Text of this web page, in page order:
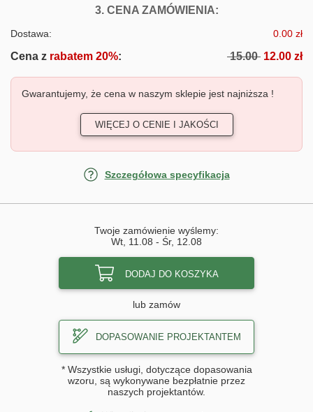
3. CENA ZAMÓWIENIA:FOTOTAPETY
Dostawa: 0.00 zł
Cena z rabatem 20%: 15.00 12.00 zł
Gwarantujemy, że cena w naszym sklepie jest najniższa !
WIĘCEJ O CENIE I JAKOŚCI
Szczegółowa specyfikacja
Twoje zamówienie wyślemy:
Wt, 11.08 - Śr, 12.08
DODAJ DO KOSZYKA
lub zamów
DOPASOWANIE PROJEKTANTEM
* Wszystkie usługi, dotyczące dopasowania
wzoru, są wykonywane bezpłatnie przez
naszych projektantów.